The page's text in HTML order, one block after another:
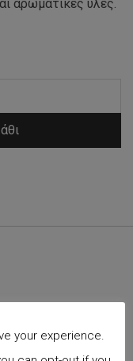
αρωματικές ύλες.
your experience.